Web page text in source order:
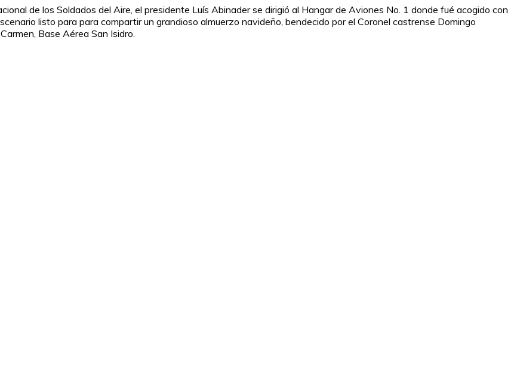
de los Soldados del Aire, el presidente Luís Abinader se dirigió al Hangar de Aviones No. 1 donde fué acogido con
listo para para compartir un grandioso almuerzo navideño, bendecido por el Coronel castrense Domingo
Base Aérea San Isidro.